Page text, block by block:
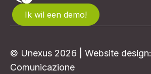
Ik wil een demo!
© Unexus 2026 | Website design:
Comunicazione